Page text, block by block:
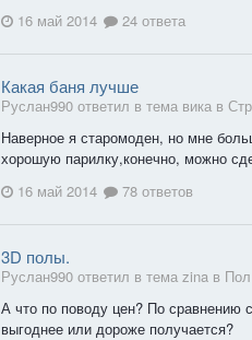
16 май 2014
24 ответа
Какая баня лучше
Руслан990 ответил в тема вика в
Наверное я старомоден, но мне
хорошую парилку,конечно, можно
16 май 2014
78 ответов
3D полы.
Руслан990 ответил в тема zina в Пол
А что по поводу цен? По сравнению
выгоднее или дороже получается?